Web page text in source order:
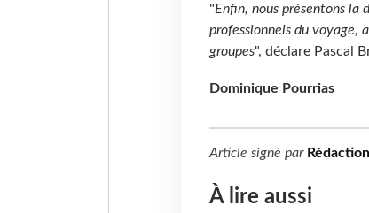
"Enfin, nous présentons la
professionnels du voyage,
groupes", déclare Pascal
Dominique Pourrias
Article signé par Rédaction
À lire aussi